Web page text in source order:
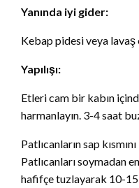
Yanında iyi gider:
Kebap pidesi veya lavaş
Yapılışı:
Etleri cam bir kabın
harmanlayın. 3-4 saat
Patlıcanların sap
Patlıcanları soymadan
hafifçe tuzlayarak 10-